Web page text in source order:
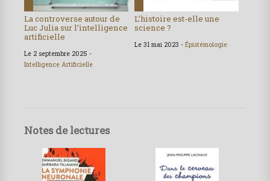
La controverse autour de
Luc Julia sur l’intelligence
artificielle
Le 2 septembre 2025 -
Intelligence Artificielle
L’histoire est-elle une
science ?
Le 31 mai 2023 - Épistémologie
Notes de lectures